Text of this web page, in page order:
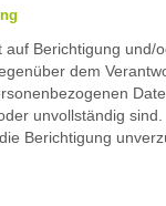
auf Berichtigung und/
dem
unvollständig sind.
Berichtigung